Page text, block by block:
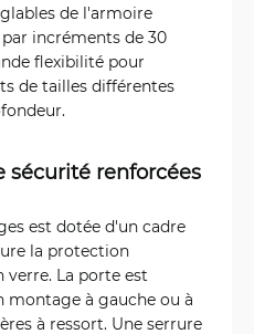
de l'armoire
incréments de 30
flexibilité pour
de tailles différentes
sécurité renforcées
est dotée d'un cadre
la protection
verre. La porte est
montage à gauche ou à
à ressort. Une serrure